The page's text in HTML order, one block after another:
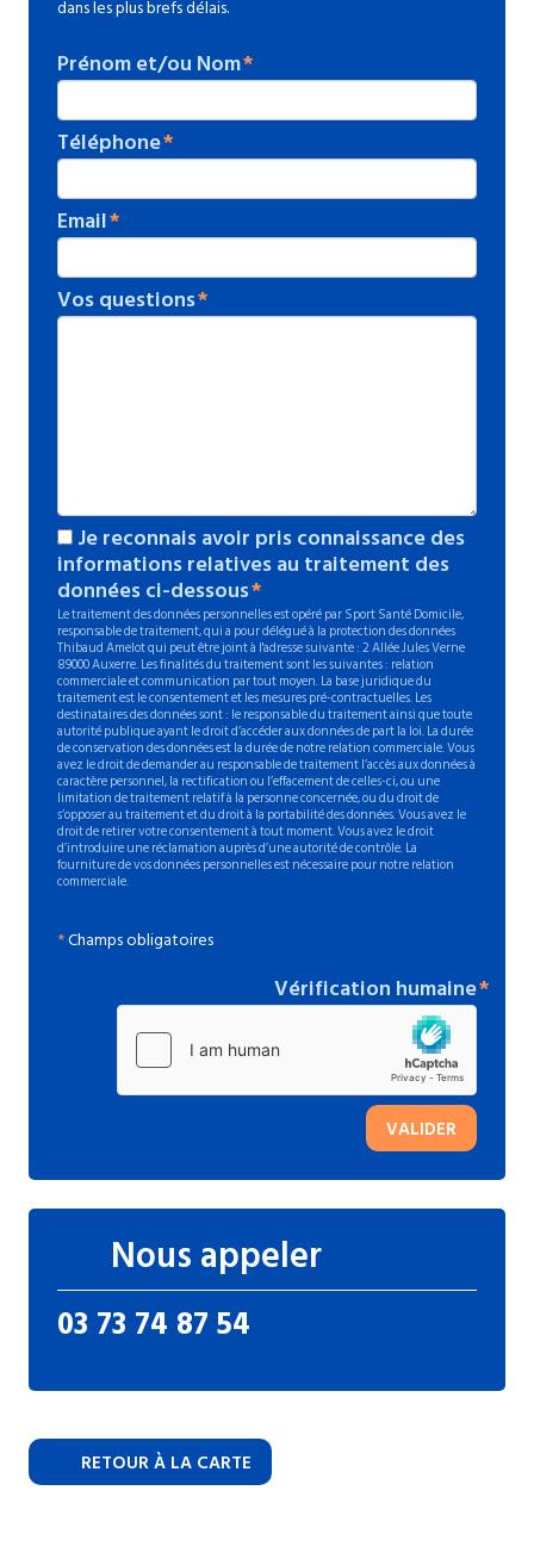
dans les plus brefs délais.
Prénom et/ou Nom
Téléphone
Email
Vos questions
Je reconnais avoir pris connaissance des
informations relatives au traitement des
données ci-dessous
Le traitement des données personnelles est opéré par Sport Santé Domicile,
responsable de traitement, qui a pour délégué à la protection des données
Thibaud Amelot qui peut être joint à l'adresse suivante : 2 Allée Jules Verne
89000 Auxerre. Les finalités du traitement sont les suivantes : relation
commerciale et communication par tout moyen. La base juridique du
traitement est le consentement et les mesures pré-contractuelles. Les
destinataires des données sont : le responsable du traitement ainsi que toute
autorité publique ayant le droit d’accéder aux données de part la loi. La durée
de conservation des données est la durée de notre relation commerciale. Vous
avez le droit de demander au responsable de traitement l’accès aux données à
caractère personnel, la rectification ou l’effacement de celles-ci, ou une
limitation de traitement relatif à la personne concernée, ou du droit de
s’opposer au traitement et du droit à la portabilité des données. Vous avez le
droit de retirer votre consentement à tout moment. Vous avez le droit
d’introduire une réclamation auprès d’une autorité de contrôle. La
fourniture de vos données personnelles est nécessaire pour notre relation
commerciale.
*Champs obligatoires
Vérification humaine
VALIDER
Nous appeler
03 73 74 87 54
RETOUR À LA CARTE